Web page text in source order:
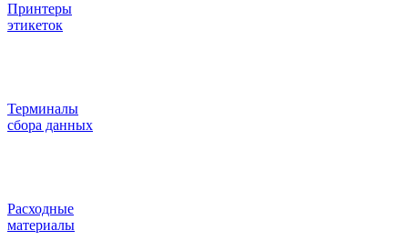
Принтеры
этикеток
Терминалы
сбора данных
Расходные
материалы